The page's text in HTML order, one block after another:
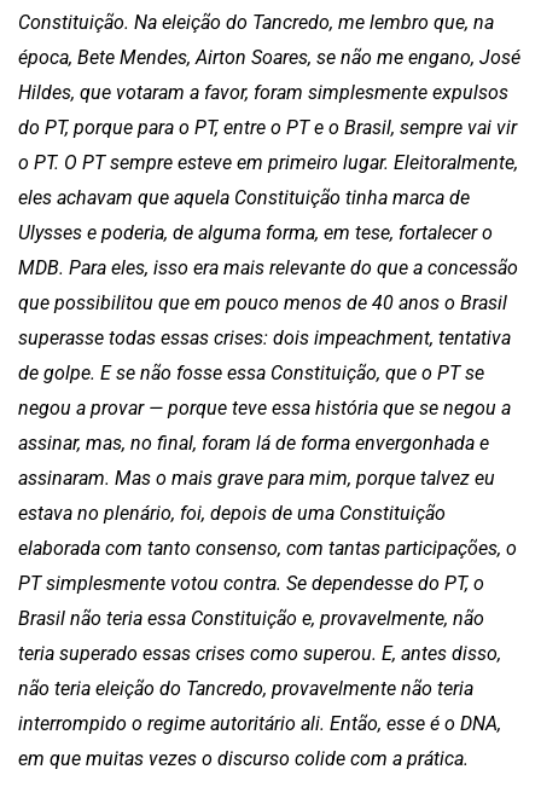
Constituição. Na eleição do Tancredo, me lembro que, na
época, Bete Mendes, Airton Soares, se não me engano, José
Hildes, que votaram a favor, foram simplesmente expulsos
do PT, porque para o PT, entre o PT e o Brasil, sempre vai vir
o PT. O PT sempre esteve em primeiro lugar. Eleitoralmente,
eles achavam que aquela Constituição tinha marca de
Ulysses e poderia, de alguma forma, em tese, fortalecer o
MDB. Para eles, isso era mais relevante do que a concessão
que possibilitou que em pouco menos de 40 anos o Brasil
superasse todas essas crises: dois impeachment, tentativa
de golpe. E se não fosse essa Constituição, que o PT se
negou a provar — porque teve essa história que se negou a
assinar, mas, no final, foram lá de forma envergonhada e
assinaram. Mas o mais grave para mim, porque talvez eu
estava no plenário, foi, depois de uma Constituição
elaborada com tanto consenso, com tantas participações, o
PT simplesmente votou contra. Se dependesse do PT, o
Brasil não teria essa Constituição e, provavelmente, não
teria superado essas crises como superou. E, antes disso,
não teria eleição do Tancredo, provavelmente não teria
interrompido o regime autoritário ali. Então, esse é o DNA,
em que muitas vezes o discurso colide com a prática.